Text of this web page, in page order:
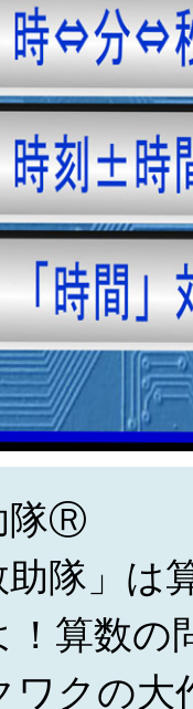
隊Ⓡ
助隊」
算数
ワクの